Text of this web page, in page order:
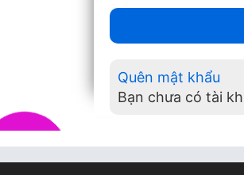
Quên mật khẩu
Bạn chưa có tài